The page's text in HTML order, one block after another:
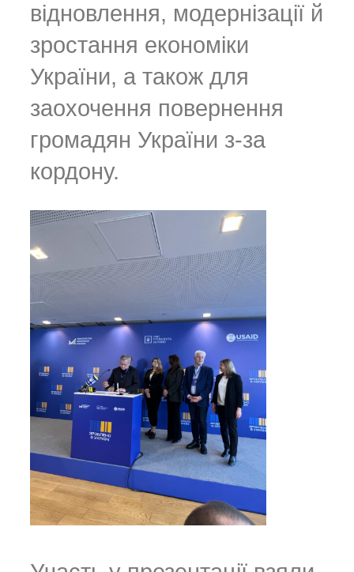
відновлення, модернізації й
зростання економіки
України, а також для
заохочення повернення
громадян України з-за
кордону.